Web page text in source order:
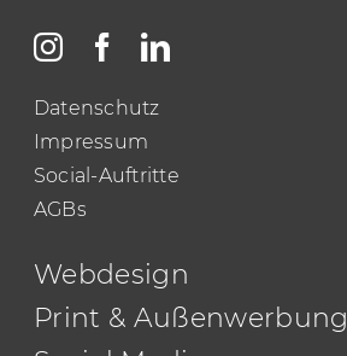
Datenschutz
Impressum
Social-Auftritte
AGBs
Webdesign
Print & Außenwerbung